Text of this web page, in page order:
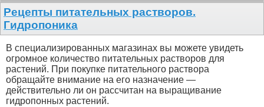
Рецепты питательных растворов.
Гидропоника
В специализированных магазинах вы можете увидеть
огромное количество питательных растворов для
растений. При покупке питательного раствора
обращайте внимание на его назначение —
действительно ли он рассчитан на выращивание
гидропонных растений.